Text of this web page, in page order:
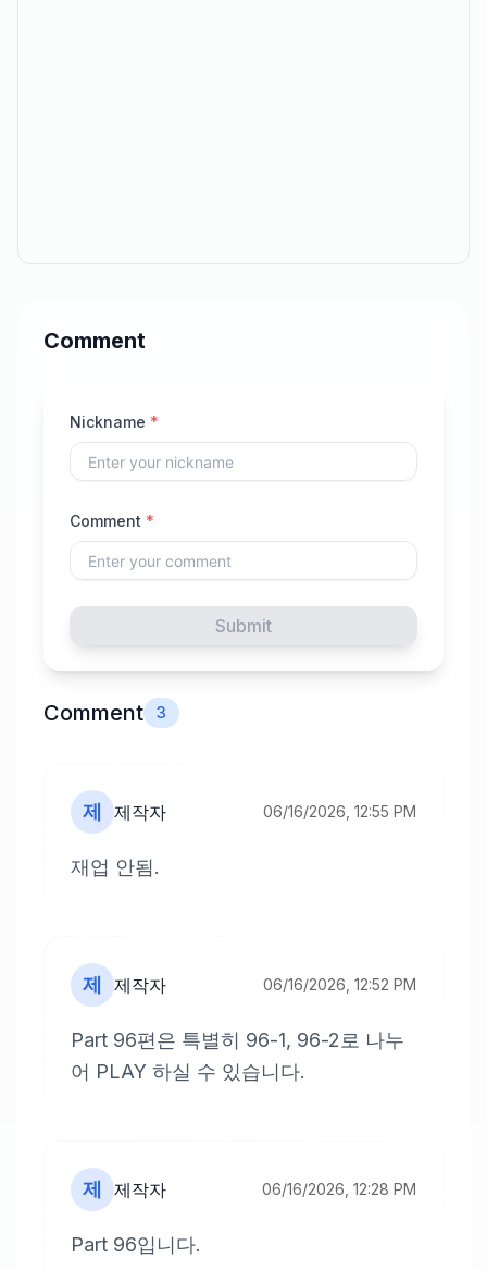
Comment
Nickname *
Comment *
Submit
Comment 3
제 제작자 06/16/2026, 12:55 PM
재업 안됨.
제 제작자 06/16/2026, 12:52 PM
Part 96편은 특별히 96-1, 96-2로 나누
어 PLAY 하실 수 있습니다.
제 제작자 06/16/2026, 12:28 PM
Part 96입니다.